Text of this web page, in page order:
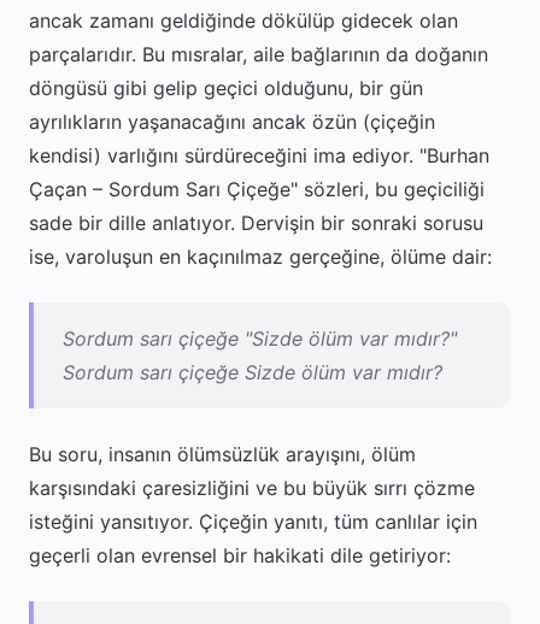
ancak zamanı geldiğinde dökülüp gidecek olan
parçalarıdır. Bu mısralar, aile bağlarının da doğanın
döngüsü gibi gelip geçici olduğunu, bir gün
ayrılıkların yaşanacağını ancak özün (çiçeğin
kendisi) varlığını sürdüreceğini ima ediyor. "Burhan
Çaçan – Sordum Sarı Çiçeğe" sözleri, bu geçiciliği
sade bir dille anlatıyor. Dervişin bir sonraki sorusu
ise, varoluşun en kaçınılmaz gerçeğine, ölüme dair:
Sordum sarı çiçeğe "Sizde ölüm var mıdır?"
Sordum sarı çiçeğe Sizde ölüm var mıdır?
Bu soru, insanın ölümsüzlük arayışını, ölüm
karşısındaki çaresizliğini ve bu büyük sırrı çözme
isteğini yansıtıyor. Çiçeğin yanıtı, tüm canlılar için
geçerli olan evrensel bir hakikati dile getiriyor: